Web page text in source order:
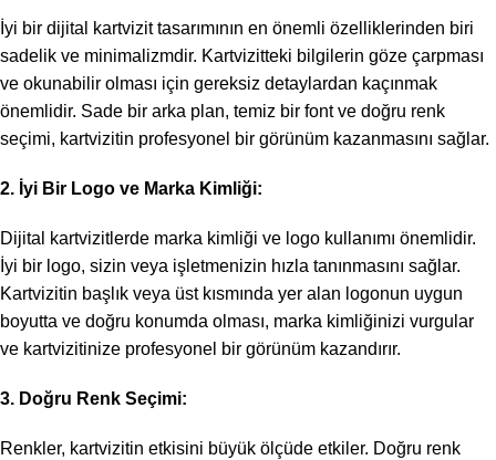
İyi bir dijital kartvizit tasarımının en önemli özelliklerinden biri
sadelik ve minimalizmdir. Kartvizitteki bilgilerin göze çarpması
ve okunabilir olması için gereksiz detaylardan kaçınmak
önemlidir. Sade bir arka plan, temiz bir font ve doğru renk
seçimi, kartvizitin profesyonel bir görünüm kazanmasını sağlar.
2. İyi Bir Logo ve Marka Kimliği:
Dijital kartvizitlerde marka kimliği ve logo kullanımı önemlidir.
İyi bir logo, sizin veya işletmenizin hızla tanınmasını sağlar.
Kartvizitin başlık veya üst kısmında yer alan logonun uygun
boyutta ve doğru konumda olması, marka kimliğinizi vurgular
ve kartvizitinize profesyonel bir görünüm kazandırır.
3. Doğru Renk Seçimi:
Renkler, kartvizitin etkisini büyük ölçüde etkiler. Doğru renk